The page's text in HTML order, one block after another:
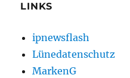
LINKS
ipnewsflash
Lünedatenschutz
MarkenG